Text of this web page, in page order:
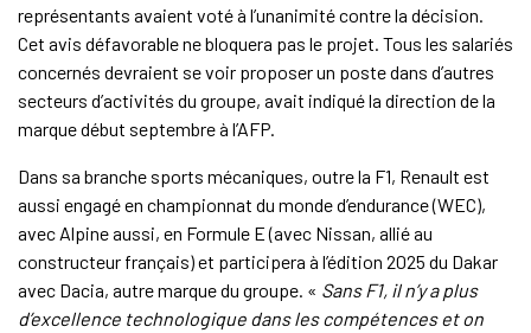
représentants avaient voté à l’unanimité contre la décision.
Cet avis défavorable ne bloquera pas le projet. Tous les salariés
concernés devraient se voir proposer un poste dans d’autres
secteurs d’activités du groupe, avait indiqué la direction de la
marque début septembre à l’AFP.
Dans sa branche sports mécaniques, outre la F1, Renault est
aussi engagé en championnat du monde d’endurance (WEC),
avec Alpine aussi, en Formule E (avec Nissan, allié au
constructeur français) et participera à l’édition 2025 du Dakar
avec Dacia, autre marque du groupe. « Sans F1, il n’y a plus
d’excellence technologique dans les compétences et on